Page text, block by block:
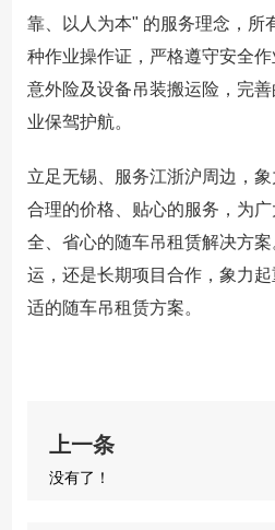
靠、以人为本" 的服务理念，所
种作业操作证，严格遵守安全
意外险及设备吊装搬运险，完
业保驾护航。
立足无锡、服务江浙沪周边，象
合理的价格、贴心的服务，为
全、省心的随车吊租赁解决方
运，还是长期项目合作，象力
适的随车吊租赁方案。
上一条
没有了！